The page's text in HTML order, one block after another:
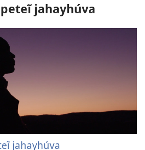
jahayhúva
jahayhúva